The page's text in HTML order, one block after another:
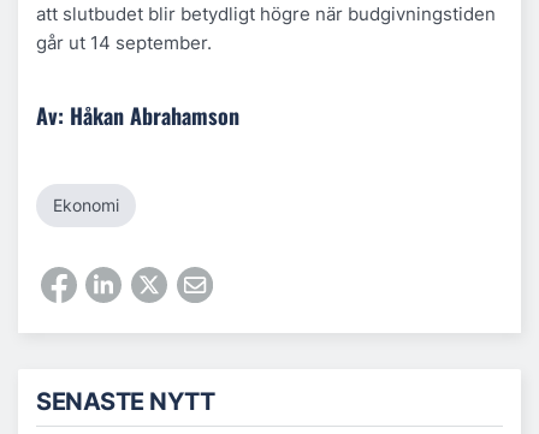
att slutbudet blir betydligt högre när budgivningstiden
går ut 14 september.
Av: Håkan Abrahamson
Ekonomi
SENASTE NYTT